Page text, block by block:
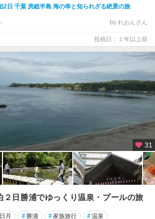
2日 千葉 房総半島 海の幸と知られざる絶景の旅
by れおんさん
投稿日：１年以上前
31
日勝浦でゆっくり温泉・プールの旅
月 # 勝浦 #家族旅行 #温泉